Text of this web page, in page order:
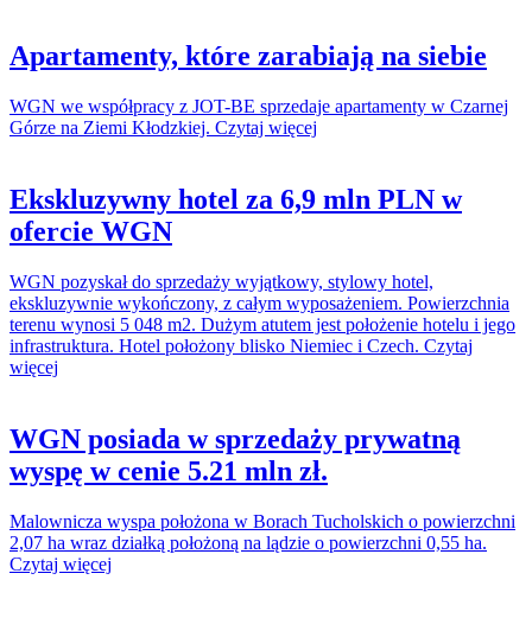
Apartamenty, które zarabiają na siebie
WGN we współpracy z JOT-BE sprzedaje apartamenty w Czarnej
Górze na Ziemi Kłodzkiej. Czytaj więcej
Ekskluzywny hotel za 6,9 mln PLN w
ofercie WGN
WGN pozyskał do sprzedaży wyjątkowy, stylowy hotel,
ekskluzywnie wykończony, z całym wyposażeniem. Powierzchnia
terenu wynosi 5 048 m2. Dużym atutem jest położenie hotelu i jego
infrastruktura. Hotel położony blisko Niemiec i Czech. Czytaj
więcej
WGN posiada w sprzedaży prywatną
wyspę w cenie 5.21 mln zł.
Malownicza wyspa położona w Borach Tucholskich o powierzchni
2,07 ha wraz działką położoną na lądzie o powierzchni 0,55 ha.
Czytaj więcej